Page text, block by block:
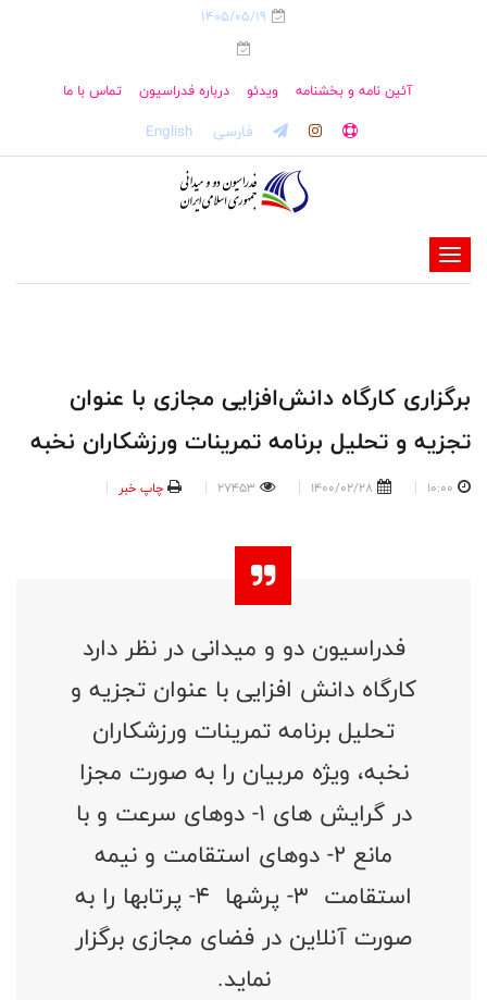
1405/05/19
آئین نامه و بخشنامه ویدئو درباره فدراسیون تماس با ما
فارسی English
-
-
-
-
برگزاری کارگاه دانش‌افزایی مجازی با عنوان
تجزیه و تحلیل برنامه تمرینات ورزشکاران نخبه
10:00
1400/02/28
27453 چاپ خبر
فدراسیون دو و میدانی در نظر دارد
کارگاه دانش افزایی با عنوان تجزیه و
تحلیل برنامه تمرینات ورزشکاران
نخبه، ویژه مربیان را به صورت مجزا
در گرایش های 1- دوهای سرعت و با
مانع 2- دوهای استقامت و نیمه
استقامت 3- پرشها 4- پرتابها را به
صورت آنلاین در فضای مجازی برگزار
نماید.